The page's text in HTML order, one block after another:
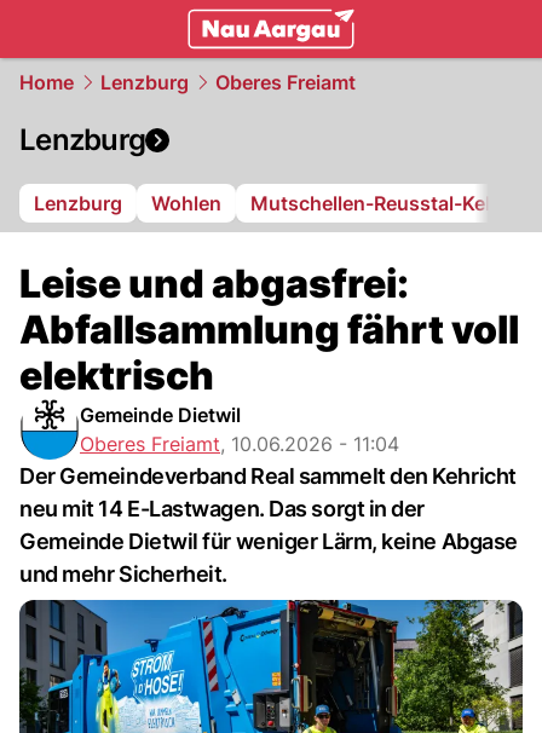
Home Lenzburg Oberes Freiamt
Lenzburg
Lenzburg Wohlen Mutschellen-Reusstal-
Leise und abgasfrei:
Abfallsammlung fährt voll
elektrisch
Gemeinde Dietwil
Oberes Freiamt, 10.06.2026 - 11:04
Der Gemeindeverband Real sammelt den Kehricht
neu mit 14 E-Lastwagen. Das sorgt in der
Gemeinde Dietwil für weniger Lärm, keine Abgase
und mehr Sicherheit.